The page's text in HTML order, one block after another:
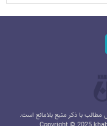
با ذکر منبع بلامانع است.